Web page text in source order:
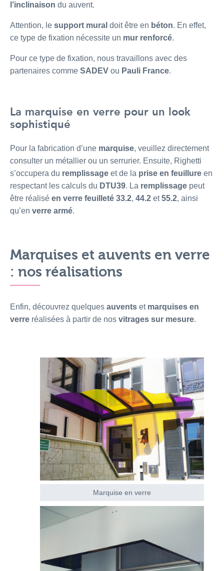
l’inclinaison du auvent.
Attention, le support mural doit être en béton. En effet,
ce type de fixation nécessite un mur renforcé.
Pour ce type de fixation, nous travaillons avec des
partenaires comme SADEV ou Pauli France.
La marquise en verre pour un look
sophistiqué
Pour la fabrication d’une marquise, veuillez directement
consulter un métallier ou un serrurier. Ensuite, Righetti
s’occupera du remplissage et de la prise en feuillure en
respectant les calculs du DTU39. La remplissage peut
être réalisé en verre feuilleté 33.2, 44.2 et55.2, ainsi
qu’en verre armé.
Marquises et auvents en verre
: nos réalisations
Enfin, découvrez quelques auvents et marquises en
verre réalisées à partir de nos vitrages sur mesure.
Marquise en verre